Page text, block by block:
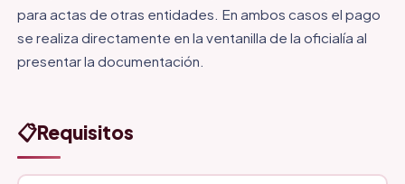
para actas de otras entidades. En ambos casos el pago
se realiza directamente en la ventanilla de la oficialía al
presentar la documentación.
📋Requisitos